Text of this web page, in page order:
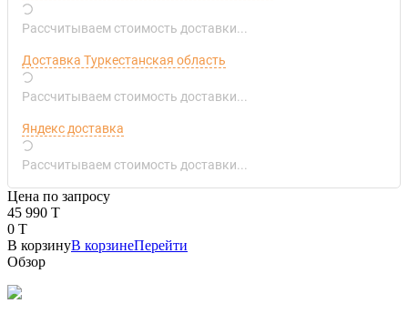
Рассчитываем стоимость доставки...
Доставка Туркестанская область
Рассчитываем стоимость доставки...
Яндекс доставка
Рассчитываем стоимость доставки...
Цена по запросу
45 990 T
0 T
В корзинуВ корзинеПерейти
Обзор